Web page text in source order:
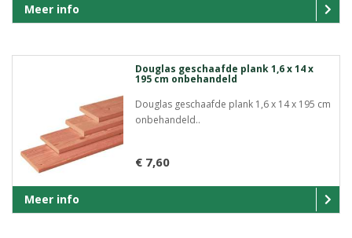
Meer info
Douglas geschaafde plank 1,6 x 14 x
195 cm onbehandeld
Douglas geschaafde plank 1,6 x 14 x 195 cm
onbehandeld..
€ 7,60
Meer info